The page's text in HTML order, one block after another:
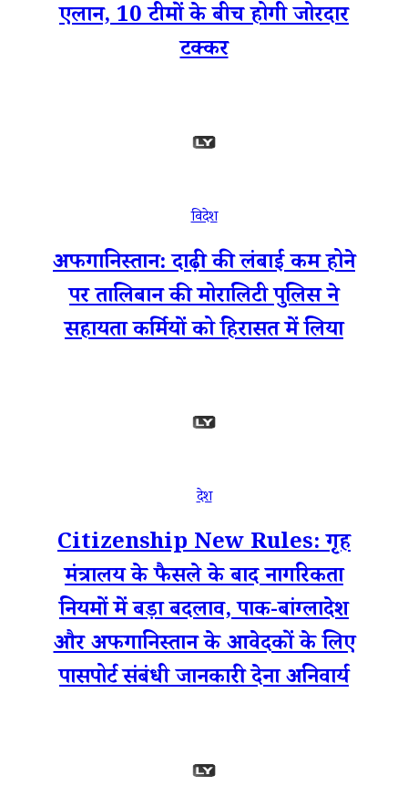
एलान, 10 टीमों के बीच होगी जोरदार
टक्कर
विदेश
अफगानिस्तान: दाढ़ी की लंबाई कम होने
पर तालिबान की मोरालिटी पुलिस ने
सहायता कर्मियों को हिरासत में लिया
देश
Citizenship New Rules: गृह
मंत्रालय के फैसले के बाद नागरिकता
नियमों में बड़ा बदलाव, पाक-बांग्लादेश
और अफगानिस्तान के आवेदकों के लिए
पासपोर्ट संबंधी जानकारी देना अनिवार्य